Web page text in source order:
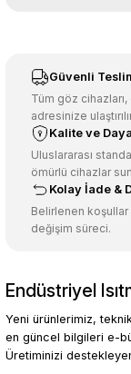
Ürün resmi
Ürün
Ürün bilgilerinde
Ürün fiyatı diğer
Bu ürüne benzer
Güvenli
Tüm göz
adresinize
Kalite ve
Uluslararası
ömürlü cihazlar
Kolay İade &
Belirlenen koşullar
değişim süreci.
Endüstriyel
Yeni ürünlerimiz,
en güncel bilgileri e-
Üretiminizi